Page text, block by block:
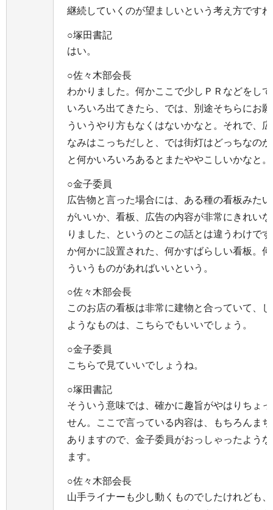
継続していくのが望ましいという考え方です
○塚田書記
はい。
○佐々木部会長
わかりました。何かここで少しＰＲなどをし
いろいろ出てきたら、では、別途そちらにお
ういうやり方もなくはないかなと。それで、
なみはこっちだしと、では街灯はどっちなの
と何かいろいろあるとまたややこしいかなと。
○金子委員
広告物と言った場合には、ある種の看板みた
がいいか、看板、広告の内容が非常にきれい
りました、というのとこの話とは違うわけで
か何かに設置された、何かすばらしい看板。
ういうものがあればいいという。
○佐々木部会長
このお店の看板は非常に建物と合っていて、
ようなものは、こちらでもいいでしょう。
○金子委員
こちらで見ていいでしょうね。
○塚田書記
そういう意味では、確かに趣旨がやはりちょ
せん。ここで言っている内容は、もちろんま
ありますので、金子委員がおっしゃったよう
ます。
○佐々木部会長
山手ライナーも少し動くものでしたけれども